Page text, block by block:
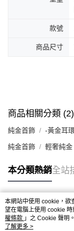
款號
商品尺寸
商品相關分類 (2)
純金首飾 -黃金耳
純金首飾 輕奢純金
本分類熱銷全站
熱門標籤
本網站中使用 cookie，欲
望在電腦上使用 cookie
權條款 」之 Cookie 聲明
用條款之 Cookie 聲明使用
了解更多 >